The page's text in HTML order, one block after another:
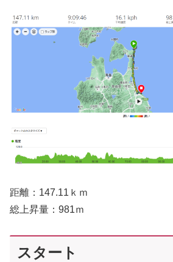
距離：147.11ｋｍ
総上昇量：981ｍ
スタート